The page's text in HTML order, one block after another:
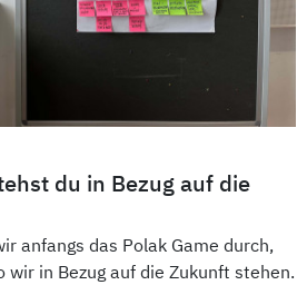
du in Bezug auf die
anfangs das Polak Game durch,
wir in Bezug auf die Zukunft stehen.